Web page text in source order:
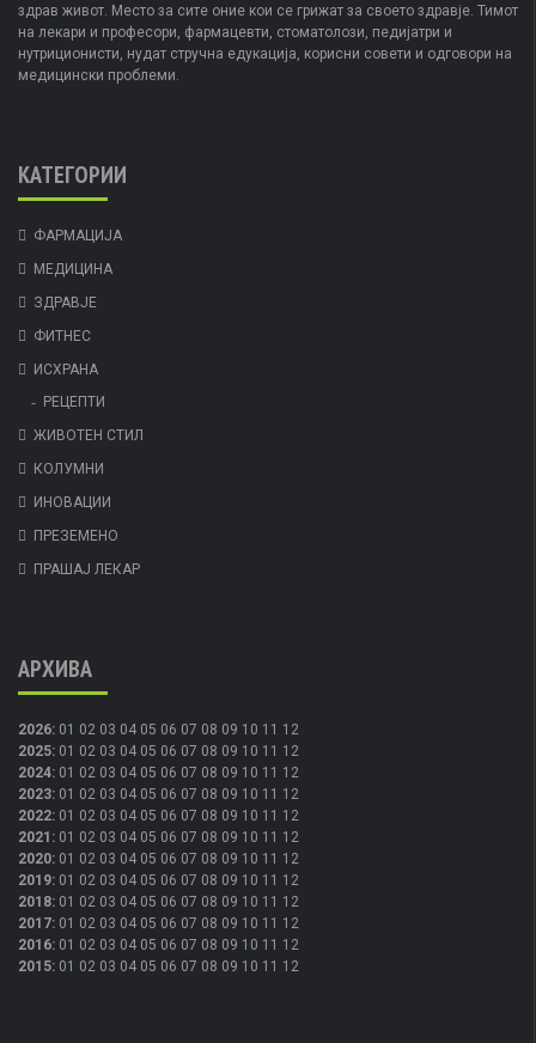
здрав живот. Место за сите оние кои се грижат за своето здравје. Тимот
на лекари и професори, фармацевти, стоматолози, педијатри и
нутриционисти, нудат стручна едукација, корисни совети и одговори на
медицински проблеми.
КАТЕГОРИИ
ФАРМАЦИЈА
МЕДИЦИНА
ЗДРАВЈЕ
ФИТНЕС
ИСХРАНА
РЕЦЕПТИ
ЖИВОТЕН СТИЛ
КОЛУМНИ
ИНОВАЦИИ
ПРЕЗЕМЕНО
ПРАШАЈ ЛЕКАР
АРХИВА
2026: 01 02 03 04 05 06 07 08 09 10 11 12
2025: 01 02 03 04 05 06 07 08 09 10 11 12
2024: 01 02 03 04 05 06 07 08 09 10 11 12
2023: 01 02 03 04 05 06 07 08 09 10 11 12
2022: 01 02 03 04 05 06 07 08 09 10 11 12
2021 : 01 02 03 04 05 06 07 08 09 10 11 12
2020: 01 02 03 04 05 06 07 08 09 10 11 12
2019: 01 02 03 04 05 06 07 08 09 10 11 12
2018: 01 02 03 04 05 06 07 08 09 10 11 12
2017: 01 02 03 04 05 06 07 08 09 10 11 12
2016: 01 02 03 04 05 06 07 08 09 10 11 12
2015: 01 02 03 04 05 06 07 08 09 10 11 12